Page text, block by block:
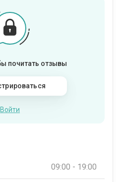
почитать отзывы
Войти
09:00 - 19:00